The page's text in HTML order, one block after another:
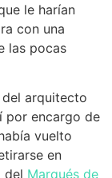
le harían
con una
las pocas
arquitecto
por encargo de
vuelto
en
del Marqués de